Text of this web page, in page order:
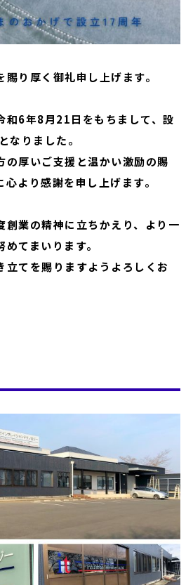
り厚く御礼申し上げます。
和6年8月21日をもちまして、設
なりました。
の厚いご支援と温かい激励の賜
より感謝を申し上げます。
創業の精神に立ちかえり、より一
てまいります。
立てを賜りますようよろしくお